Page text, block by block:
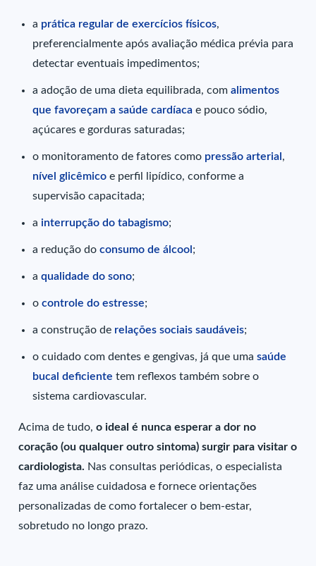
a prática regular de exercícios físicos,
preferencialmente após avaliação médica prévia para
detectar eventuais impedimentos;
a adoção de uma dieta equilibrada, comalimentos
que favoreçam a saúde cardíaca e pouco sódio,
açúcares e gorduras saturadas;
o monitoramento de fatores como pressão arterial ,
nível glicêmico e perfil lipídico, conforme a
supervisão capacitada;
a interrupção do tabagismo;
a redução doconsumo de álcool ;
aqualidade do sono;
ocontrole do estresse;
a construção de relações sociais saudáveis;
o cuidado com dentes e gengivas, já que uma saúde
bucal deficiente tem reflexos também sobre o
sistema cardiovascular.
Acima de tudo,o ideal é nunca esperar a dor no
coração (ou qualquer outro sintoma) surgir para visitar o
cardiologista. Nas consultas periódicas, o especialista
faz uma análise cuidadosa e fornece orientações
personalizadas de como fortalecer o bem-estar,
sobretudo no longo prazo.